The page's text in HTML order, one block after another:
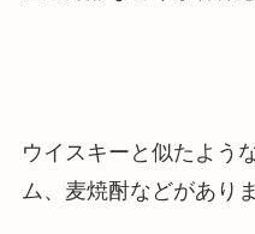
ウイスキーと似たよう
ム、麦焼酎などがありま